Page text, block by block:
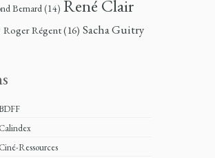
Bernard(14) René Clair
Roger Régent(16) Sacha Guitry
Calindex
Ciné-Ressources